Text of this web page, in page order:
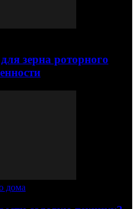
зерна роторного
дома